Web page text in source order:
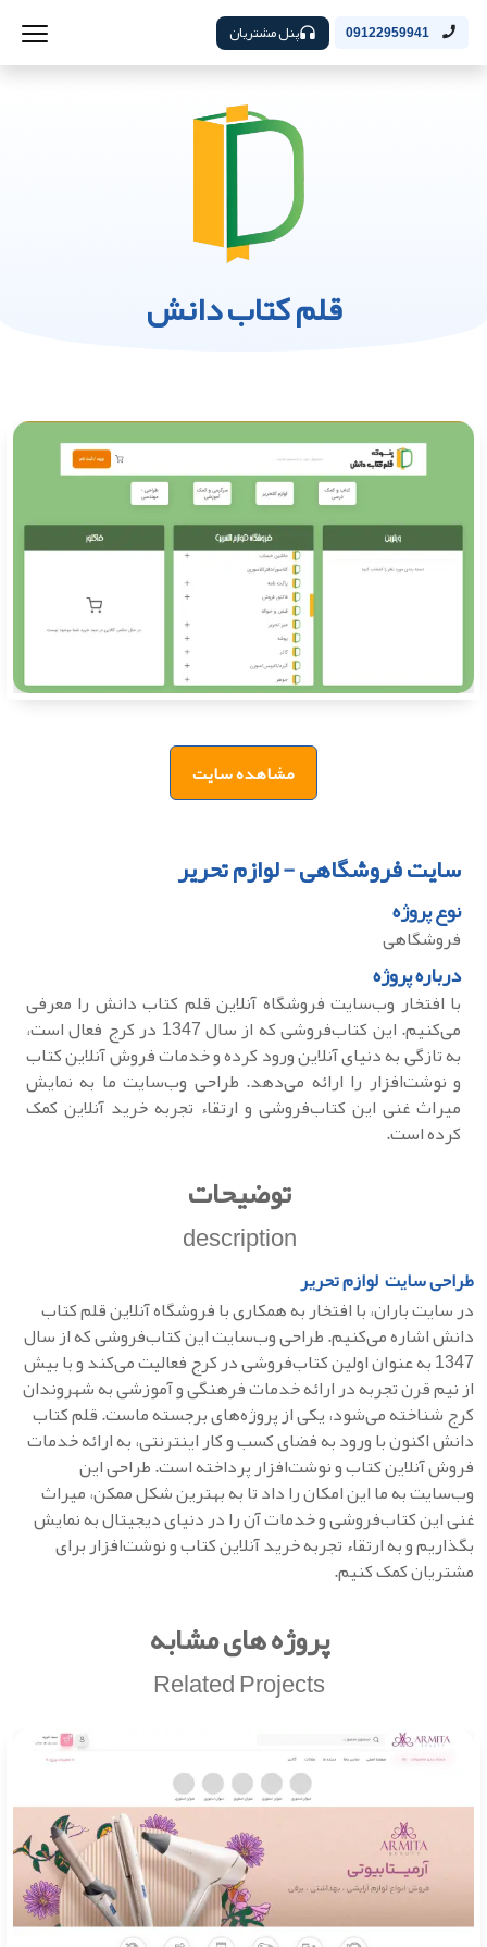
09122959941 پنل مشتریان
قلم کتاب دانش
مشاهده سایت
سایت فروشگاهی - لوازم تحریر
نوع پروژه
فروشگاهی
درباره پروژه
با افتخار وب‌سایت فروشگاه آنلاین قلم کتاب دانش را معرفی
می‌کنیم. این کتاب‌فروشی که از سال 1347 در کرج فعال است،
به تازگی به دنیای آنلاین ورود کرده و خدمات فروش آنلاین کتاب
و نوشت‌افزار را ارائه می‌دهد. طراحی وب‌سایت ما به نمایش
میراث غنی این کتاب‌فروشی و ارتقاء تجربه خرید آنلاین کمک
کرده است.
توضیحات
description
طراحی سایت لوازم تحریر
در سایت باران، با افتخار به همکاری با فروشگاه آنلاین قلم کتاب
دانش اشاره می‌کنیم. طراحی وب‌سایت این کتاب‌فروشی که از سال
1347 به عنوان اولین کتاب‌فروشی در کرج فعالیت می‌کند و با بیش
از نیم قرن تجربه در ارائه خدمات فرهنگی و آموزشی به شهروندان
کرج شناخته می‌شود، یکی از پروژه‌های برجسته ماست. قلم کتاب
دانش اکنون با ورود به فضای کسب و کار اینترنتی، به ارائه خدمات
فروش آنلاین کتاب و نوشت‌افزار پرداخته است. طراحی این
وب‌سایت به ما این امکان را داد تا به بهترین شکل ممکن، میراث
غنی این کتاب‌فروشی و خدمات آن را در دنیای دیجیتال به نمایش
بگذاریم و به ارتقاء تجربه خرید آنلاین کتاب و نوشت‌افزار برای
مشتریان کمک کنیم.
پروژه های مشابه
Related Projects